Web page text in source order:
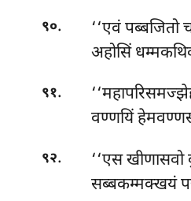
९०. ‘‘एवंपब्बजितो
अहोसिं
९१.
वण्णयिं
९२.
‘‘एस खीणासवो
सब्बकम्मक्खयं